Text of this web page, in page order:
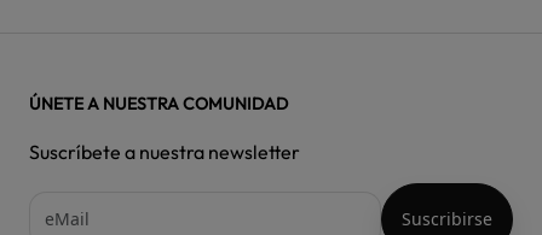
ÚNETE A NUESTRA COMUNIDAD
Suscríbete a nuestra newsletter